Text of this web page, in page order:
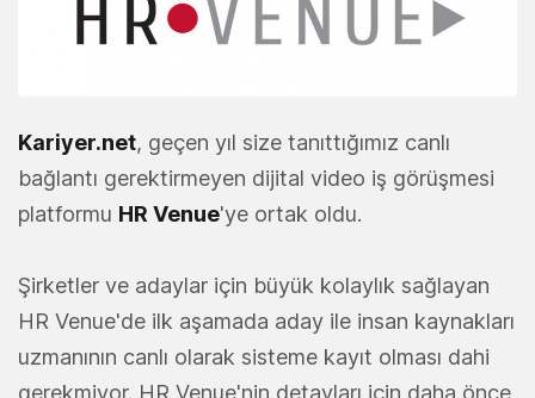
Kariyer.net, geçen yıl size tanıttığımız canlı
bağlantı gerektirmeyen dijital video iş görüşmesi
platformu HR Venue'ye ortak oldu.
Şirketler ve adaylar için büyük kolaylık sağlayan
HR Venue'de ilk aşamada aday ile insan kaynakları
uzmanının canlı olarak sisteme kayıt olması dahi
gerekmiyor. HR Venue'nin detayları için daha önce